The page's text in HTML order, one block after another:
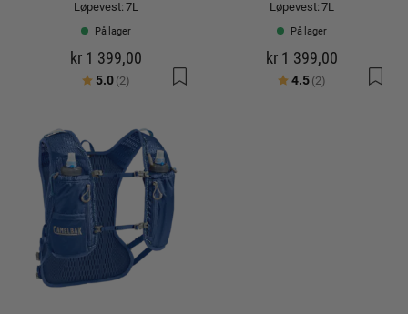
Løpevest: 7L
På lager
kr 1 399,00
Karakter:
5.0(2) av 5 mulige
Løpevest: 7L
På lager
kr 1 399,00
Karakter:
4.5(2) av 5 mulige